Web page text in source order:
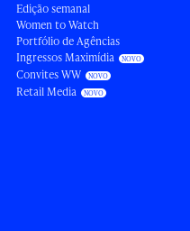
Edição semanal
Women to Watch
Portfólio de Agências
Ingressos Maximídia
Convites WW
Retail Media